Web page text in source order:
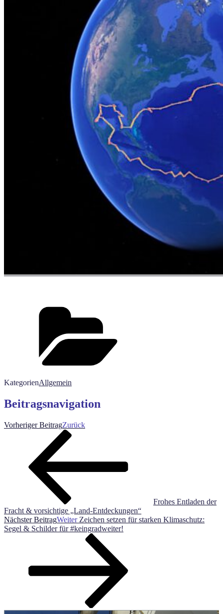
KategorienAllgemein
Beitragsnavigation
Vorheriger BeitragZurück
Frohes Entladen der
Fracht & vorsichtige „Land-Entdeckungen“
Nächster BeitragWeiter Zeichen setzen für starken Klimaschutz:
Segel & Schilder für #keingradweiter!